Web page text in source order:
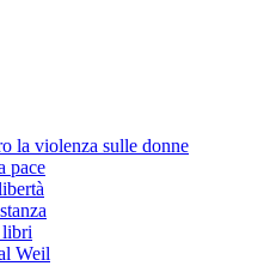
la violenza sulle donne
pace
libri
Weil